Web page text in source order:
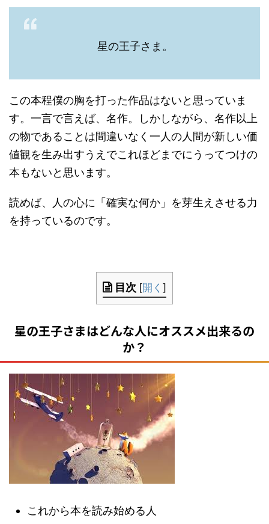
星の王子さま。
この本程僕の胸を打った作品はないと思っていま
す。一言で言えば、名作。しかしながら、名作以上
の物であることは間違いなく一人の人間が新しい価
値観を生み出すうえでこれほどまでにうってつけの
本もないと思います。
読めば、人の心に「確実な何か」を芽生えさせる力
を持っているのです。
目次 [開く ]
星の王子さまはどんな人にオススメ出来るの
か？
これから本を読み始める人